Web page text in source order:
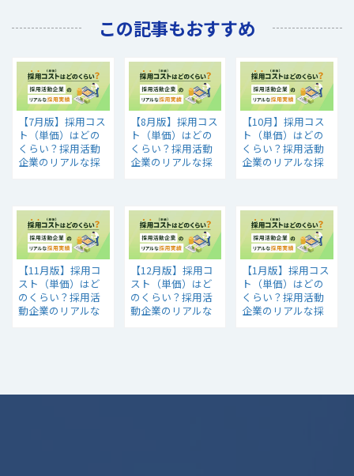
この記事もおすすめ
【7月版】採用コス
ト（単価）はどの
くらい？採用活動
企業のリアルな採
【8月版】採用コス
ト（単価）はどの
くらい？採用活動
企業のリアルな採
【10月】採用コス
ト（単価）はどの
くらい？採用活動
企業のリアルな採
【11月版】採用コ
スト（単価）はど
のくらい？採用活
動企業のリアルな
【12月版】採用コ
スト（単価）はど
のくらい？採用活
動企業のリアルな
【1月版】採用コス
ト（単価）はどの
くらい？採用活動
企業のリアルな採